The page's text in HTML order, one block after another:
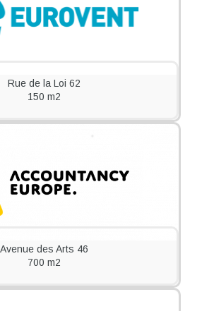
Rue de la Loi 62
150 m2
Avenue des Arts 46
700 m2